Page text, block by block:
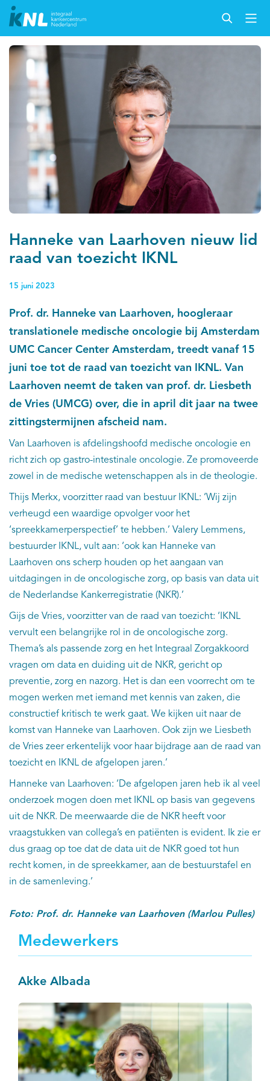
Hanneke van Laarhoven nieuw lid
raad van toezicht IKNL
15 juni 2023
Prof. dr. Hanneke van Laarhoven, hoogleraar
translationele medische oncologie bij Amsterdam
UMC Cancer Center Amsterdam, treedt vanaf 15
juni toe tot de raad van toezicht van IKNL. Van
Laarhoven neemt de taken van prof. dr. Liesbeth
de Vries (UMCG) over, die in april dit jaar na twee
zittingstermijnen afscheid nam.
Van Laarhoven is afdelingshoofd medische oncologie en
richt zich op gastro-intestinale oncologie. Ze promoveerde
zowel in de medische wetenschappen als in de theologie.
Thijs Merkx, voorzitter raad van bestuur IKNL: ‘Wij zijn
verheugd een waardige opvolger voor het
‘spreekkamerperspectief’ te hebben.’ Valery Lemmens,
bestuurder IKNL, vult aan: ‘ook kan Hanneke van
Laarhoven ons scherp houden op het aangaan van
uitdagingen in de oncologische zorg, op basis van data uit
de Nederlandse Kankerregistratie (NKR).’
Gijs de Vries, voorzitter van de raad van toezicht: ‘IKNL
vervult een belangrijke rol in de oncologische zorg.
Thema’s als passende zorg en het Integraal Zorgakkoord
vragen om data en duiding uit de NKR, gericht op
preventie, zorg en nazorg. Het is dan een voorrecht om te
mogen werken met iemand met kennis van zaken, die
constructief kritisch te werk gaat. We kijken uit naar de
komst van Hanneke van Laarhoven. Ook zijn we Liesbeth
de Vries zeer erkentelijk voor haar bijdrage aan de raad van
toezicht en IKNL de afgelopen jaren.’
Hanneke van Laarhoven: ‘De afgelopen jaren heb ik al veel
onderzoek mogen doen met IKNL op basis van gegevens
uit de NKR. De meerwaarde die de NKR heeft voor
vraagstukken van collega’s en patiënten is evident. Ik zie er
dus graag op toe dat de data uit de NKR goed tot hun
recht komen, in de spreekkamer, aan de bestuurstafel en
in de samenleving.’
Foto: Prof. dr. Hanneke van Laarhoven (Marlou Pulles)
Medewerkers
Akke Albada